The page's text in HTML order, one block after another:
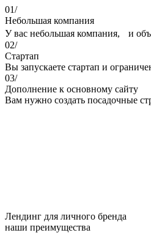
01/
Небольшая компания
У вас небольшая компания, и
02/
Стартап
Вы запускаете стартап и
03/
Дополнение к основному сайту
Вам нужно создать посадочные
Лендинг для личного бренда
наши преимущества